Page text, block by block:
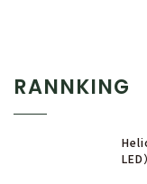
RANNKING
LED